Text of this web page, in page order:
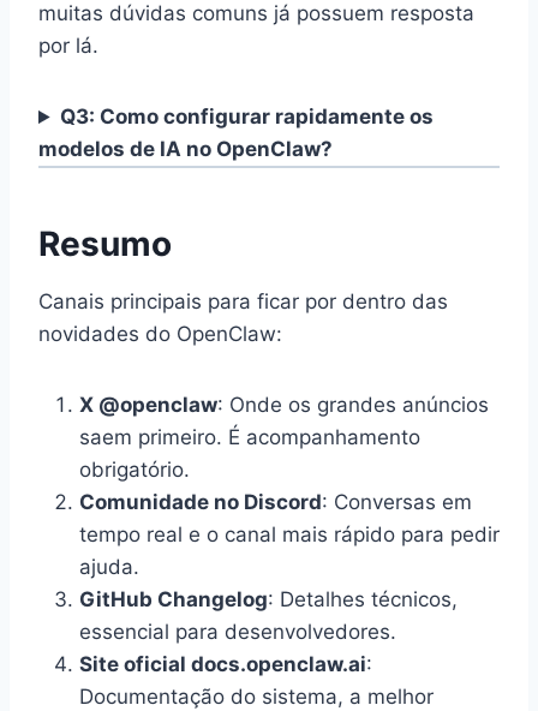
muitas dúvidas comuns já possuem resposta
por lá.
Q3: Como configurar rapidamente os
modelos de IA no OpenClaw?
Resumo
Canais principais para ficar por dentro das
novidades do OpenClaw:
X @openclaw: Onde os grandes anúncios
saem primeiro. É acompanhamento
obrigatório.
Comunidade no Discord: Conversas em
tempo real e o canal mais rápido para pedir
ajuda.
GitHub Changelog: Detalhes técnicos,
essencial para desenvolvedores.
Site oficial docs.openclaw.ai:
Documentação do sistema, a melhor